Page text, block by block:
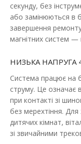
Трековий
18W 1080Lm
Наявність: В
Магнітні трекові
організації
секунду, без
або замінюються в
завершення
магнітних систем —
НИЗЬКА
Система працює на
струму. Це означає
при контакті зі
без мерехтіння.
дитячих кімнат,
зі звичайними